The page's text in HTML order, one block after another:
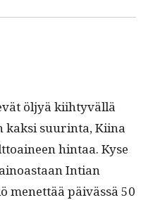
öljyä kiihtyväl­lä
kak­si suur­in­ta, Kiina
hin­taa. Kyse
Int­ian
menet­tää päivässä 50